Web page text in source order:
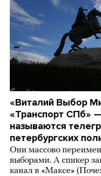
«Виталий Выбор
«Транспорт СПб»
называются
петербургских
Они массово
выборами. А спикер
канал в «Максе»